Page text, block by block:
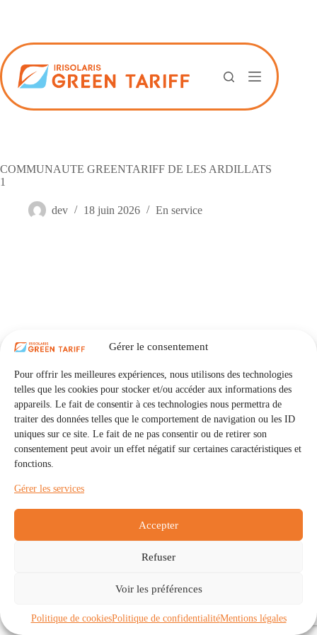
Gérer le consentement
Pour offrir les meilleures expériences, nous utilisons des technologies
telles que les cookies pour stocker et/ou accéder aux informations des
appareils. Le fait de consentir à ces technologies nous permettra de
traiter des données telles que le comportement de navigation ou les ID
uniques sur ce site. Le fait de ne pas consentir ou de retirer son
consentement peut avoir un effet négatif sur certaines caractéristiques et
fonctions.
Gérer les services
Accepter
Refuser
Voir les préférences
Politique de cookiesPolitique de confidentialitéMentions légales
COMMUNAUTE GREENTARIFF DE LES ARDILLATS
1
dev 18 juin 2026 En service
Communautés
À propos
Politique de cookies (UE)